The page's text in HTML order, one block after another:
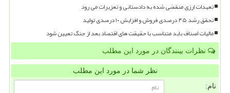
تعهدات ارزی منقضی شده به دادستانی و تعزیرات می رود
تحقق رشد ۴۵ درصدی فروش و افزایش ۱۰ درصدی تولید
مالیات اصناف باید متناسب با حقیقت های اقتصاد بعد از جنگ تعیین شود
نظرات بینندگان در مورد این مطلب
نظر شما در مورد این مطلب
نام: